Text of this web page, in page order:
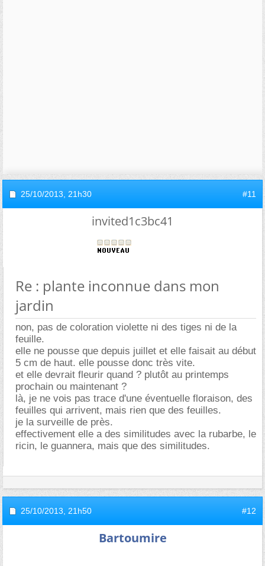
25/10/2013, 21h30 #11
invited1c3bc41
Re : plante inconnue dans mon
jardin
non, pas de coloration violette ni des tiges ni de la
feuille.
elle ne pousse que depuis juillet et elle faisait au début
5 cm de haut. elle pousse donc très vite.
et elle devrait fleurir quand ? plutôt au printemps
prochain ou maintenant ?
là, je ne vois pas trace d'une éventuelle floraison, des
feuilles qui arrivent, mais rien que des feuilles.
je la surveille de près.
effectivement elle a des similitudes avec la rubarbe, le
ricin, le guannera, mais que des similitudes.
25/10/2013, 21h50 #12
Bartoumire